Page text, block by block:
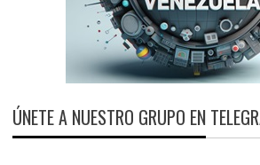
ÚNETE A NUESTRO GRUPO EN